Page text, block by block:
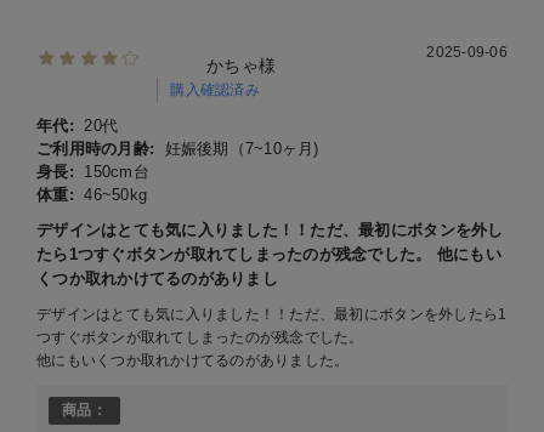
かちゃ様
購入確認済み
2025-09-06
年代: 20代
ご利用時の月齢:
妊娠後期（7~10ヶ月)
身長:
150cm台
体重: 46~50kg
デザインはとても気に入りました！！ただ、最初にボタンを外し
たら1つすぐボタンが取れてしまったのが残念でした。 他にもい
くつか取れかけてるのがありまし
デザインはとても気に入りました！！ただ、最初にボタンを外したら1
つすぐボタンが取れてしまったのが残念でした。
他にもいくつか取れかけてるのがありました。
商品：